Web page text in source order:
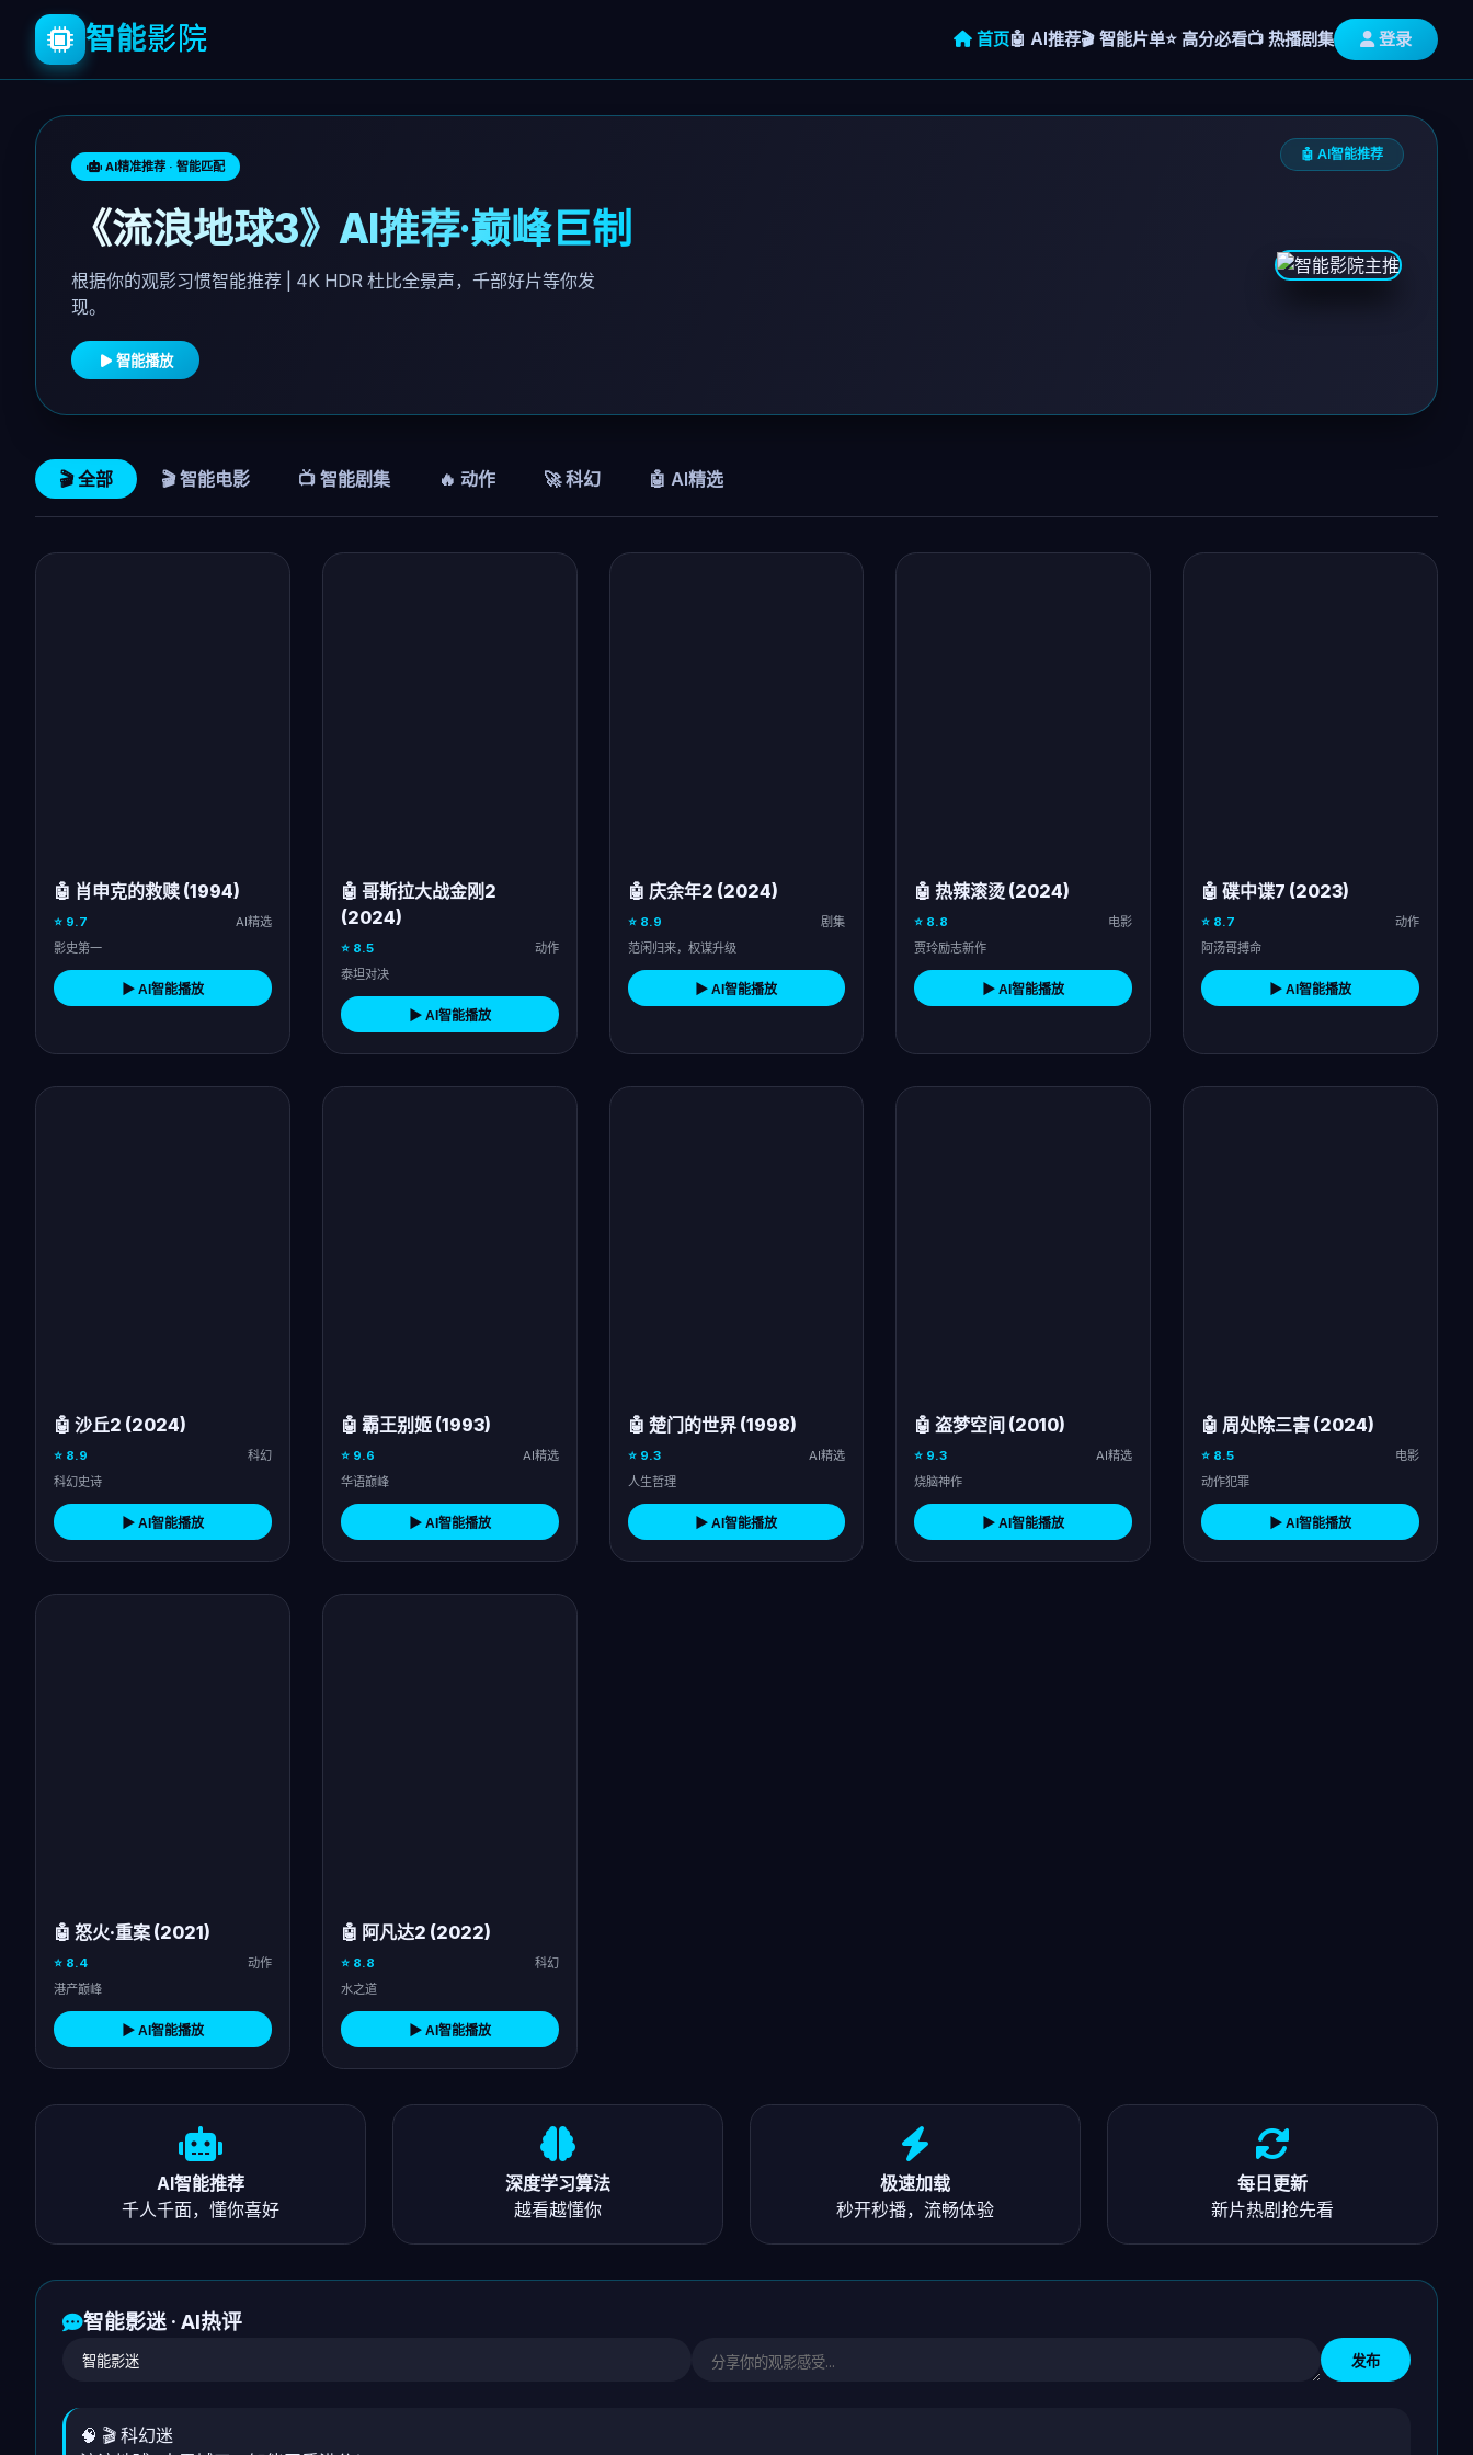
智能影院 首页🤖 AI推荐🎬 智能片单⭐ 高分必看📺 热播剧集 登录
AI精准推荐 · 智能匹配
《流浪地球3》AI推荐·巅峰巨制
根据你的观影习惯智能推荐 | 4K HDR 杜比全景声，千部好片等你发
现。
智能播放
🎬 全部 🎬 智能电影 📺 智能剧集 🔥 动作 🚀 科幻 🤖 AI精选
🤖 肖申克的救赎 (1994)
⭐ 9.7
AI精选
影史第一
▶ AI智能播放
🤖 哥斯拉大战金刚2
(2024)
⭐ 8.5
动作
泰坦对决
▶ AI智能播放
🤖 庆余年2 (2024)
⭐ 8.9
剧集
范闲归来，权谋升级
▶ AI智能播放
🤖 热辣滚烫 (2024)
⭐ 8.8
电影
贾玲励志新作
▶ AI智能播放
🤖 碟中谍7 (2023)
⭐ 8.7
动作
阿汤哥搏命
▶ AI智能播放
🤖 沙丘2 (2024)
⭐ 8.9
科幻
科幻史诗
▶ AI智能播放
🤖 霸王别姬 (1993)
⭐ 9.6
AI精选
华语巅峰
▶ AI智能播放
🤖 楚门的世界 (1998)
⭐ 9.3
AI精选
人生哲理
▶ AI智能播放
🤖 盗梦空间 (2010)
⭐ 9.3
AI精选
烧脑神作
▶ AI智能播放
🤖 周处除三害 (2024)
⭐ 8.5
电影
动作犯罪
▶ AI智能播放
🤖 怒火·重案 (2021)
⭐ 8.4
动作
港产巅峰
▶ AI智能播放
🤖 阿凡达2 (2022)
⭐ 8.8
科幻
水之道
▶ AI智能播放
AI智能推荐
千人千面，懂你喜好
深度学习算法
越看越懂你
极速加载
秒开秒播，流畅体验
每日更新
新片热剧抢先看
智能影迷 · AI热评
发布
🧠 🎬 科幻迷